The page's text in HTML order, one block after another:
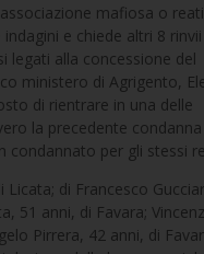
mafiosa o reati
e chiede altri 8
legati alla concessione del
ministero di Agrigento,
di rientrare in una delle
la precedente
condannato per gli stessi
di Francesco
51 anni, di Favara;
Pirrera, 42 anni, di